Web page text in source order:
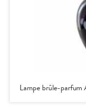
Lampe brûle-